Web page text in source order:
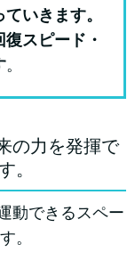
いきます。
スピード・
。
の力を発揮で
。
動できるスペー
。